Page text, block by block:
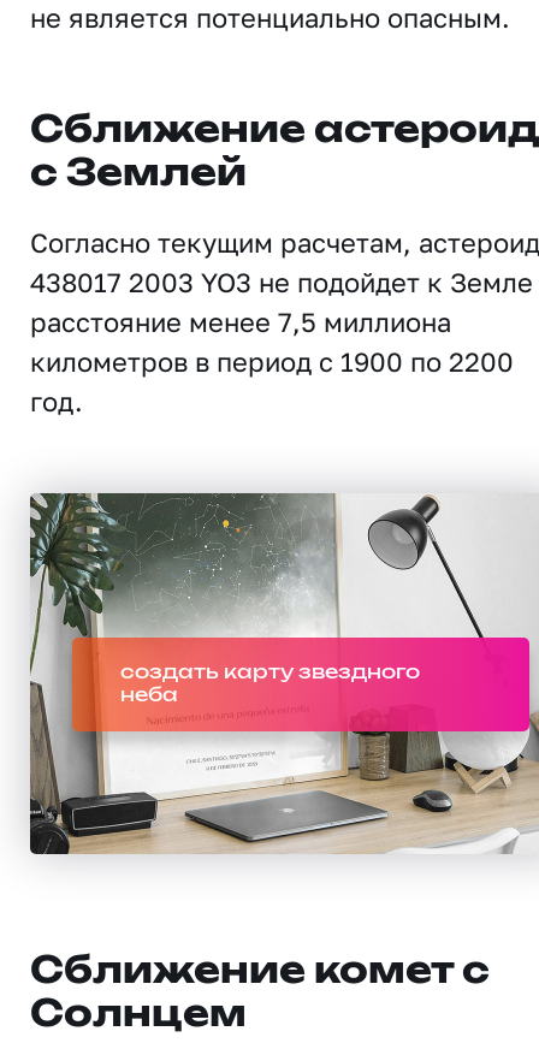
не является потенциально опасным.
Сближение
с Землей
Согласно текущим расчетам, астероид
438017 2003 YO3 не подойдет к Земле
расстояние менее 7,5 миллиона
километров в период с 1900 по 2200
год.
создать карту звездного
неба
Сближение комет с
Солнцем